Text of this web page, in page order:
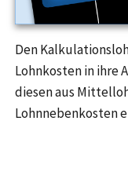
Den
Lohnkosten in ihre
diesen aus
Lohnnebenkosten